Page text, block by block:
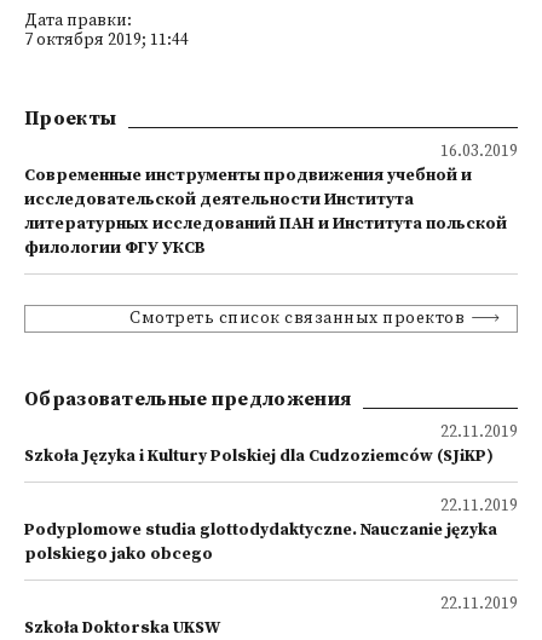
Дата правки:
7 октября 2019; 11:44
Проекты
16.03.2019
Современные инструменты продвижения учебной и
исследовательской деятельности Института
литературных исследований ПАН и Института польской
филологии ФГУ УКСВ
Смотреть список связанных проектов
Образовательные предложения
22.11.2019
Szkoła Języka i Kultury Polskiej dla Cudzoziemców (SJiKP)
22.11.2019
Podyplomowe studia glottodydaktyczne. Nauczanie języka
polskiego jako obcego
22.11.2019
Szkoła Doktorska UKSW